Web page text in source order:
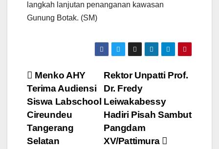
langkah lanjutan penanganan kawasan
Gunung Botak. (SM)
Navigasi
pos
Rektor Unpatti Prof.
Dr. Fredy
Leiwakabessy
Hadiri Pisah Sambut
Pangdam
XV/Pattimura
Menko AHY
Terima Audiensi
Siswa Labschool
Cireundeu
Tangerang
Selatan